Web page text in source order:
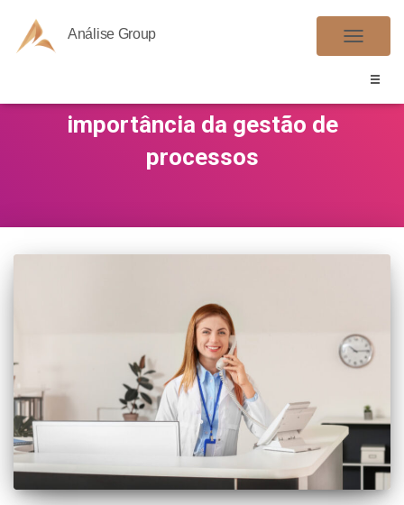
Análise Group
importância da gestão de
processos